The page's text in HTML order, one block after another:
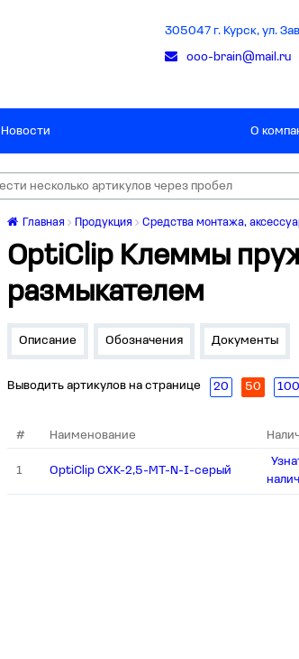
305047 г. Курск, ул.
ooo-brain@mail.ru
Новости О
Главная Продукция Средства монтажа,
OptiClip Клеммы
размыкателем
Описание Обозначения Документы
Выводить артикулов на странице 20 50 100
# Наименование
1 OptiClip CXK-2,5-MT-N-I-серый